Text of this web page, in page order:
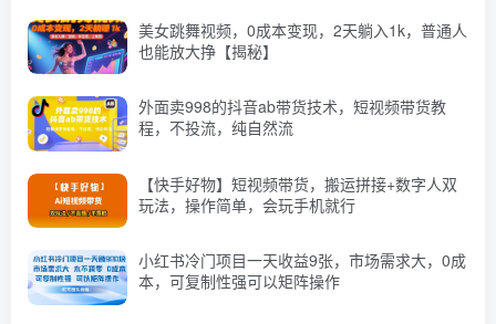
美女跳舞视频，0成本变现，2天躺入1k，普通人
也能放大挣【揭秘】
外面卖998的抖音ab带货技术，短视频带货教
程，不投流，纯自然流
【快手好物】短视频带货，搬运拼接+数字人双
玩法，操作简单，会玩手机就行
小红书冷门项目一天收益9张，市场需求大，0成
本，可复制性强可以矩阵操作